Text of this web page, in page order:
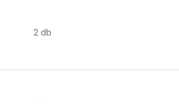
2 db